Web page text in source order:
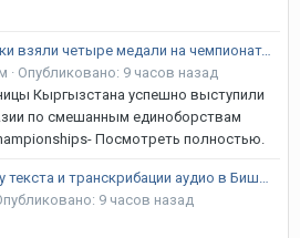
VB>Кыргызстанки взяли четыре медали на чемпионате Азии по MMA
· Опубликовано: 9 часов назад
Кыргызстана успешно выступили
по смешанным единоборствам
Посмотреть полностью.
Услуги по набору текста и транскрибации аудио в Бишкеке | Формулы, Таблицы, Кыргызский язык
9 часов назад